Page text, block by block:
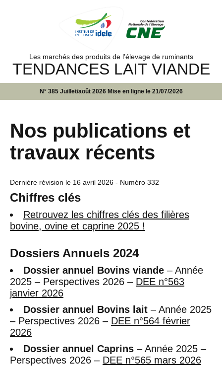
Les marchés des produits de l’élevage de ruminants
TENDANCES LAIT VIANDE
N° 385 Juillet/août 2026 Mise en ligne le 21/07/2026
Nos publications et
travaux récents
Dernière révision le 16 avril 2026 - Numéro 332
Chiffres clés
Retrouvez les chiffres clés des filières
bovine, ovine et caprine 2025 !
Dossiers Annuels 2024
Dossier annuel Bovins viande – Année
2025 – Perspectives 2026 – DEE n°563
janvier 2026
Dossier annuel Bovins lait – Année 2025
– Perspectives 2026 – DEE n°564 février
2026
Dossier annuel Caprins – Année 2025 –
Perspectives 2026 – DEE n°565 mars 2026